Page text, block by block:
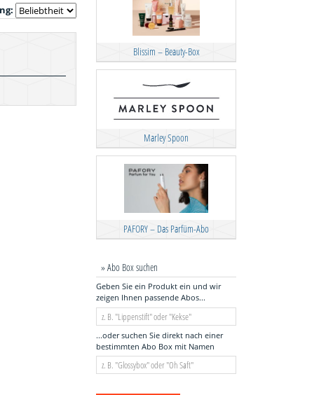
Blissim – Beauty-Box
Marley Spoon
PAFORY – Das Parfüm-Abo
» Abo Box suchen
Geben Sie ein Produkt ein und wir
zeigen Ihnen passende Abos...
...oder suchen Sie direkt nach einer
bestimmten Abo Box mit Namen